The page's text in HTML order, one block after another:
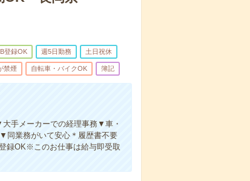
登録OK 週5日勤務 土日祝休
禁煙 自転車・バイクOK 簿記
手メーカーでの経理事務▼車・
同業務がいて安心＊履歴書不要
録OK※このお仕事は給与即受取